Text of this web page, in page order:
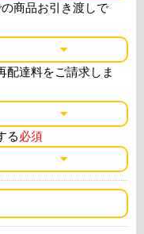
商品お引き渡しで
配達料をご請求しま
る必須